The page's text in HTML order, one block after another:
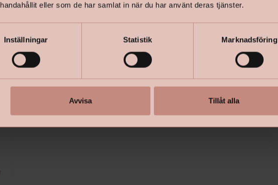
eller som de har samlat in när du har använt deras tjänster.
Inställningar Statistik Marknadsföring
Avvisa Tillåt alla